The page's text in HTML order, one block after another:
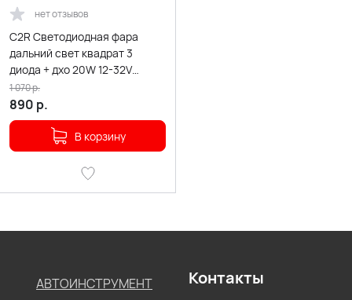
нет отзывов
C2R Светодиодная фара
дальний свет квадрат 3
диода + дхо 20W 12-32V
1800Lm 1шт гарантия 1мес
G0030T
890 р.
1 070р.
В корзину
АВТОИНСТРУМЕНТ
Контакты